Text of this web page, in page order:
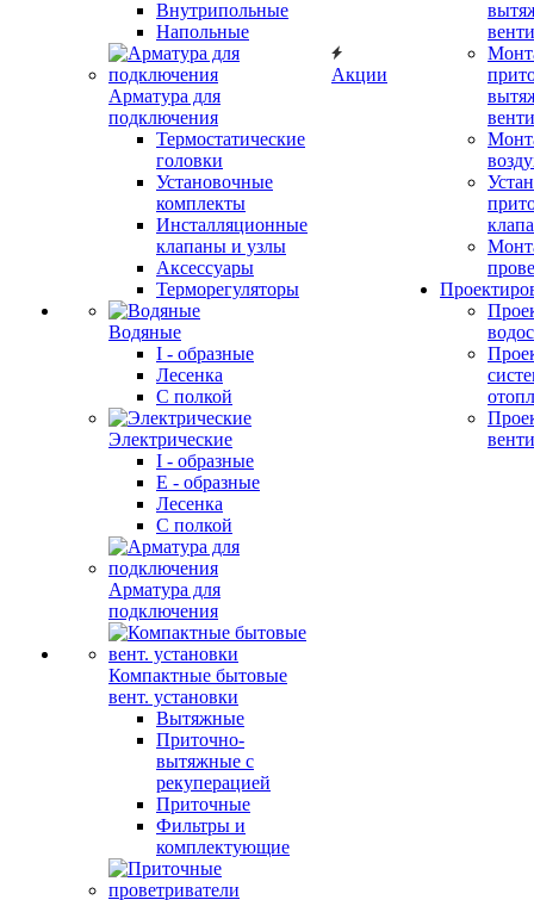
Внутрипольные
Напольные
Арматура для
подключения
Термостатические
головки
Установочные
комплекты
Инсталляционные
клапаны и узлы
Аксессуары
Терморегуляторы
Водяные
I - образные
Лесенка
С полкой
Электрические
I - образные
E - образные
Лесенка
С полкой
Арматура для
подключения
Компактные бытовые
вент. установки
Вытяжные
Приточно-
вытяжные с
рекуперацией
Приточные
Фильтры и
комплектующие
Акции